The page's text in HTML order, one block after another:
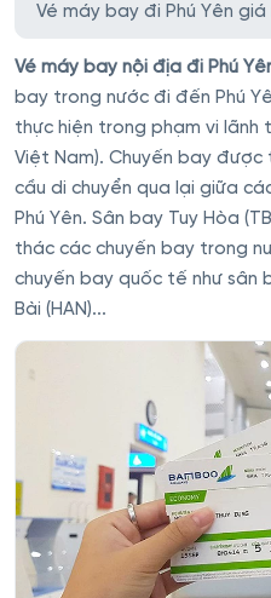
Vé máy bay đi Phú Yên
Vé máy bay nội địa đi Phú
bay trong nước đi đến Phú
thực hiện trong phạm vi
Việt Nam). Chuyến bay được
cầu di chuyển qua lại giữa
Phú Yên. Sân bay Tuy Hòa
thác các chuyến bay trong
chuyến bay quốc tế như sân
Bài (HAN)...